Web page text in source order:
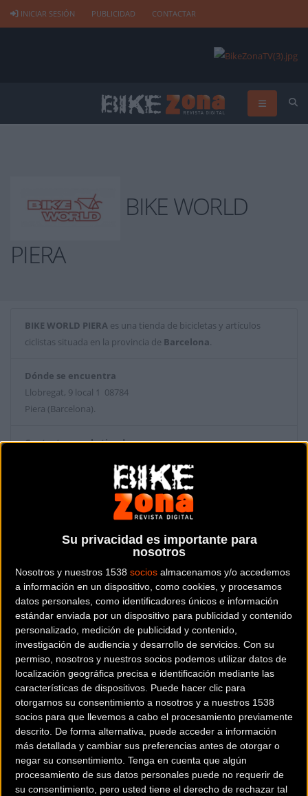
Su privacidad es importante para
nosotros
Nosotros y nuestros 1538 socios almacenamos y/o accedemos
a información en un dispositivo, como cookies, y procesamos
datos personales, como identificadores únicos e información
estándar enviada por un dispositivo para publicidad y contenido
personalizado, medición de publicidad y contenido,
investigación de audiencia y desarrollo de servicios. Con su
permiso, nosotros y nuestros socios podemos utilizar datos de
localización geográfica precisa e identificación mediante las
características de dispositivos. Puede hacer clic para
otorgarnos su consentimiento a nosotros y a nuestros 1538
socios para que llevemos a cabo el procesamiento previamente
descrito. De forma alternativa, puede acceder a información
más detallada y cambiar sus preferencias antes de otorgar o
negar su consentimiento. Tenga en cuenta que algún
procesamiento de sus datos personales puede no requerir de
su consentimiento, pero usted tiene el derecho de rechazar tal
INICIAR SESIÓN PUBLICIDAD CONTACTAR
BIKE WORLD
PIERA
BIKE WORLD PIERA es una tienda de bicicletas y artículos
ciclistas situada en la provincia de Barcelona.
Dónde se encuentra
Llobregat, 9 local 1 08784
Piera (Barcelona).
Contactar con la tienda
Web y RRSS de la tienda
200 km
¿Eres el propietario de esta tienda? Descubre cómo
hacerte tienda
Premium para llegar a más clientes.